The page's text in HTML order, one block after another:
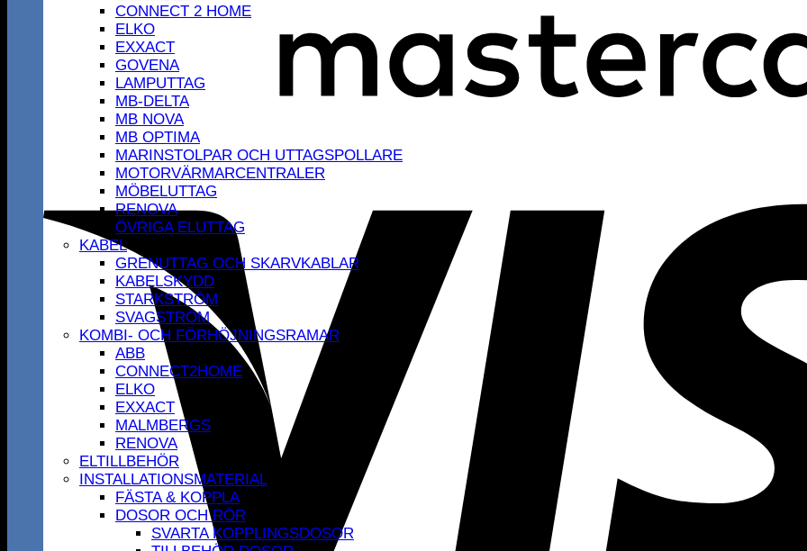
CONNECT 2 HOME
ELKO
EXXACT
GOVENA
LAMPUTTAG
MB-DELTA
MB NOVA
MB OPTIMA
MARINSTOLPAR OCH UTTAGSPOLLARE
MOTORVÄRMARCENTRALER
MÖBELUTTAG
RENOVA
ÖVRIGA ELUTTAG
KABEL
GRENUTTAG OCH SKARVKABLAR
KABELSKYDD
STARKSTRÖM
SVAGSTRÖM
KOMBI- OCH FÖRHÖJNINGSRAMAR
ABB
CONNECT2HOME
ELKO
EXXACT
MALMBERGS
RENOVA
ELTILLBEHÖR
INSTALLATIONSMATERIAL
FÄSTA & KOPPLA
DOSOR OCH RÖR
SVARTA KOPPLINGSDOSOR